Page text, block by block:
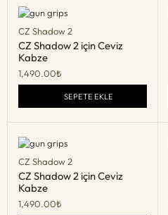
CZ Shadow 2
CZ Shadow 2 için Ceviz
Kabze
1,490.00₺
SEPETE EKLE
CZ Shadow 2
CZ Shadow 2 için Ceviz
Kabze
1,490.00₺